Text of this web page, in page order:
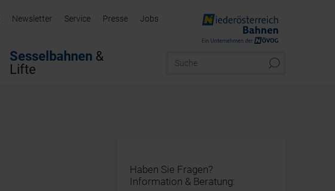
Sesselbahnen &
Lifte
Newsletter Service Presse Jobs
Haben Sie Fragen?
Information & Beratung: